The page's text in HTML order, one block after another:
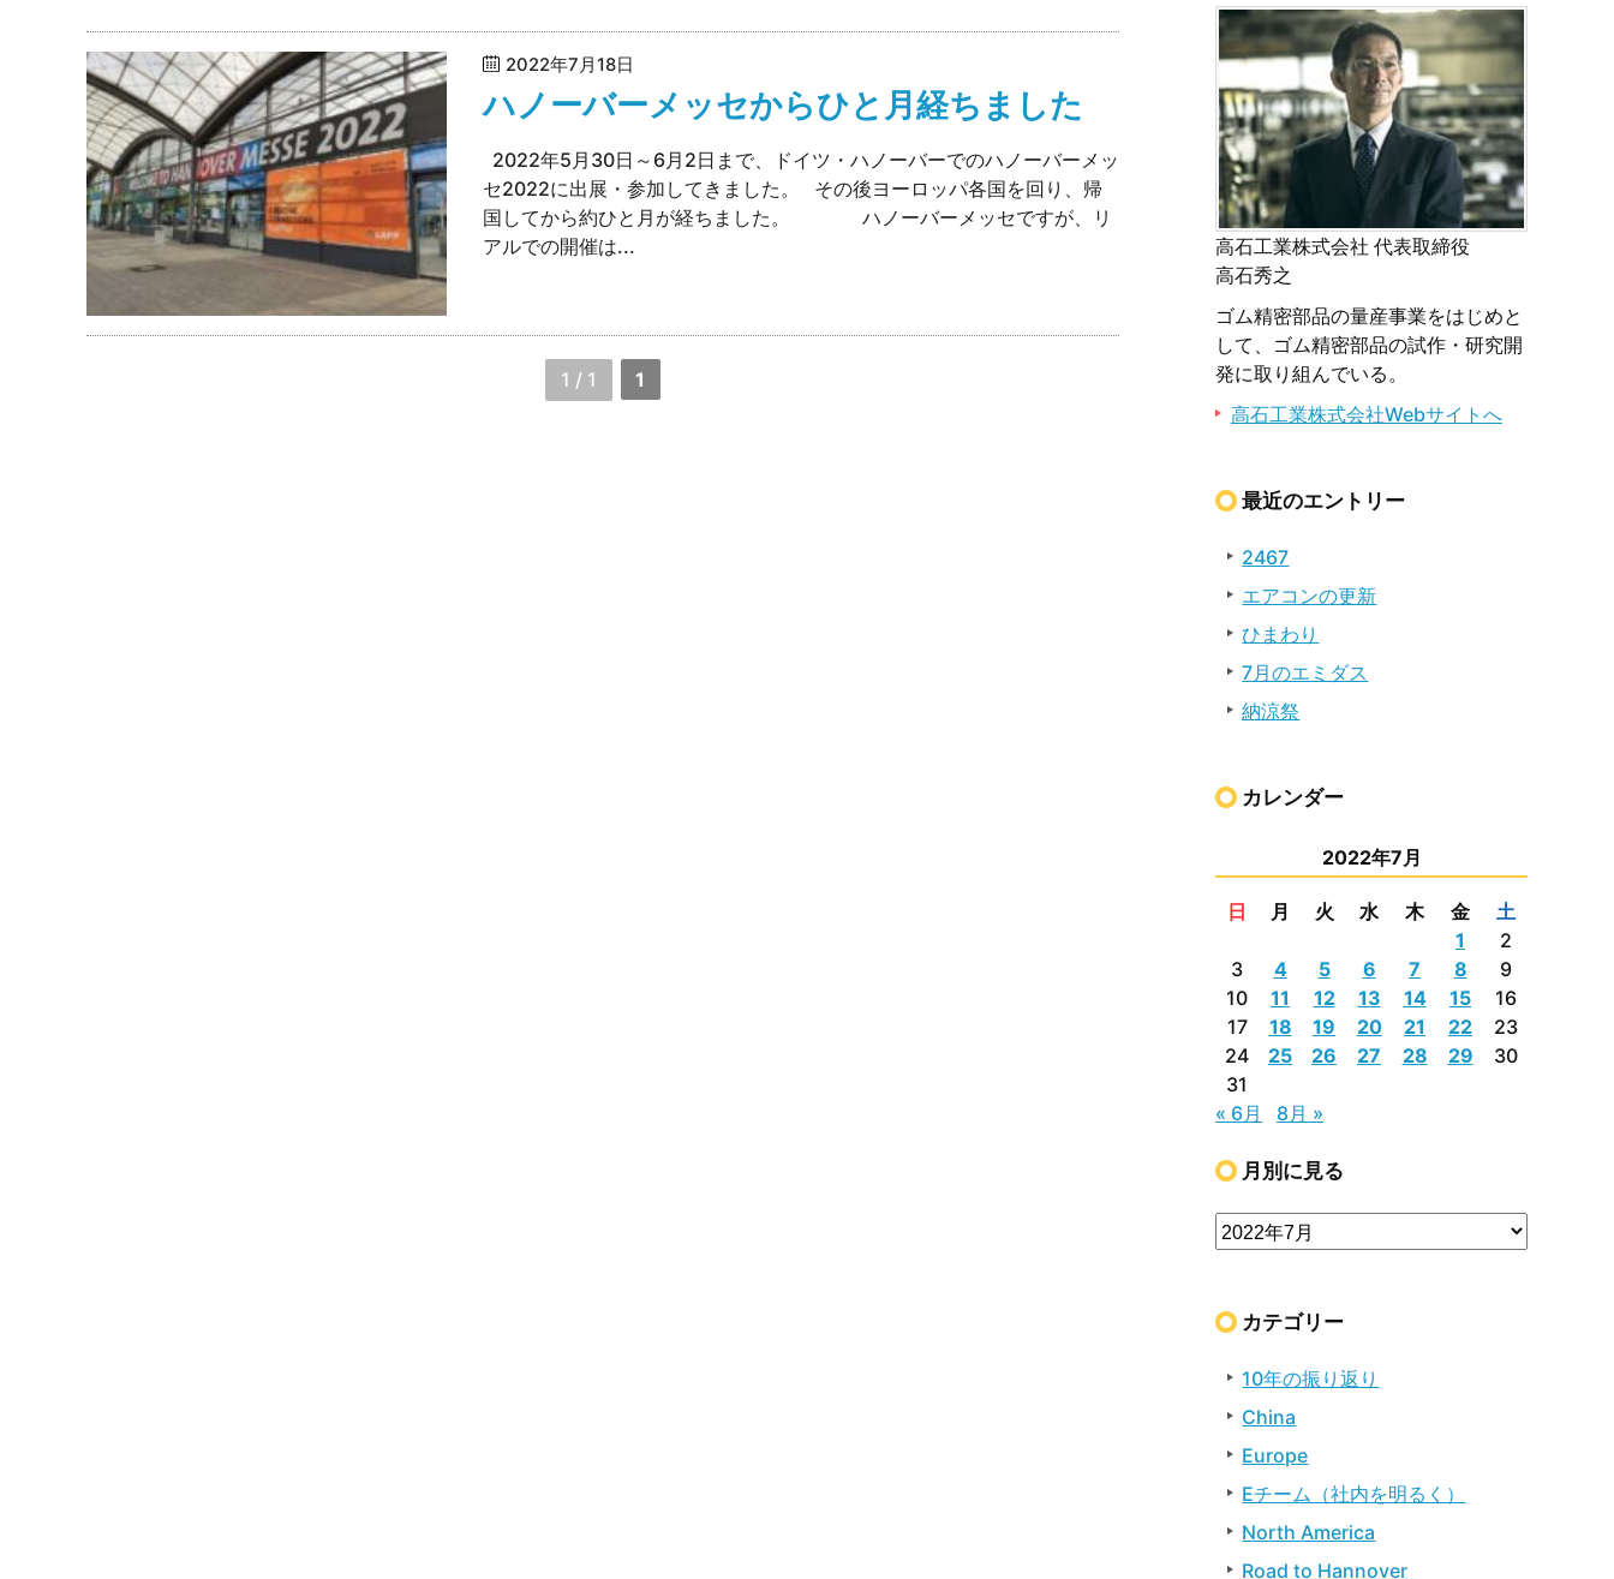
2022年7月18日
ハノーバーメッセからひと月経ちました
2022年5月30日～6月2日まで、ドイツ・ハノーバーでのハノーバーメッ
セ2022に出展・参加してきました。 その後ヨーロッパ各国を回り、帰
国してから約ひと月が経ちました。 ハノーバーメッセですが、リ
アルでの開催は...
1 / 1 1
高石工業株式会社 代表取締役
高石秀之
ゴム精密部品の量産事業をはじめと
して、ゴム精密部品の試作・研究開
発に取り組んでいる。
高石工業株式会社Webサイトへ
最近のエントリー
2467
エアコンの更新
ひまわり
7月のエミダス
納涼祭
カレンダー
2022年7月
日 月 火 水 木 金
土
1
2
3
4 5 6 7 8
9
10
11 12 13 14 15
16
17
18 19 20 21 22
23
24
25 26 27 28 29
30
31
« 6月
8月 »
月別に見る
カテゴリー
10年の振り返り
China
Europe
Eチーム（社内を明るく）
North America
Road to Hannover